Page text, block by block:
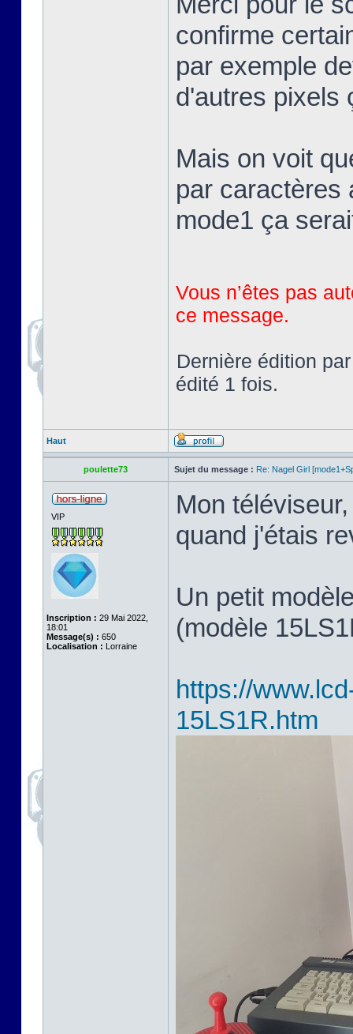
confirme
par exemple
d'autres pixels
Mais on voit
par caractères
mode1 ça
Vous n’êtes pas
ce message.
Dernière édition
édité 1 fois.
Haut
poulette73 Sujet du message : Re: Nagel Girl
VIP
Inscription : 29 Mai 2022,
18:01
Message(s) : 650
Localisation : Lorraine
Mon
quand j'étais
Un petit
(modèle
https://
15LS1R.htm